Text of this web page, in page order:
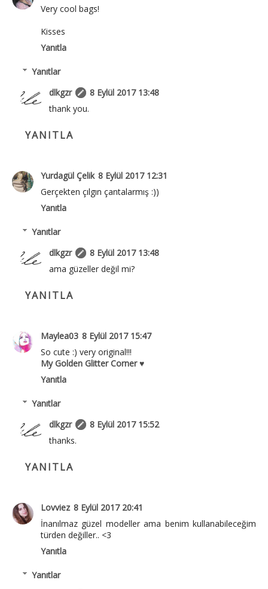
Very cool bags!
Kisses
Yanıtla
Yanıtlar
dlkgzr
8 Eylül 2017 13:48
thank you.
YANITLA
Yurdagül Çelik 8 Eylül 2017 12:31
Gerçekten çılgın çantalarmış :))
Yanıtla
Yanıtlar
dlkgzr
8 Eylül 2017 13:48
ama güzeller değil mi?
YANITLA
Maylea03 8 Eylül 2017 15:47
So cute :) very original!!!
My Golden Glitter Corner ♥
Yanıtla
Yanıtlar
dlkgzr
8 Eylül 2017 15:52
thanks.
YANITLA
Lovviez 8 Eylül 2017 20:41
İnanılmaz güzel modeller ama benim kullanabileceğim
türden değiller.. <3
Yanıtla
Yanıtlar